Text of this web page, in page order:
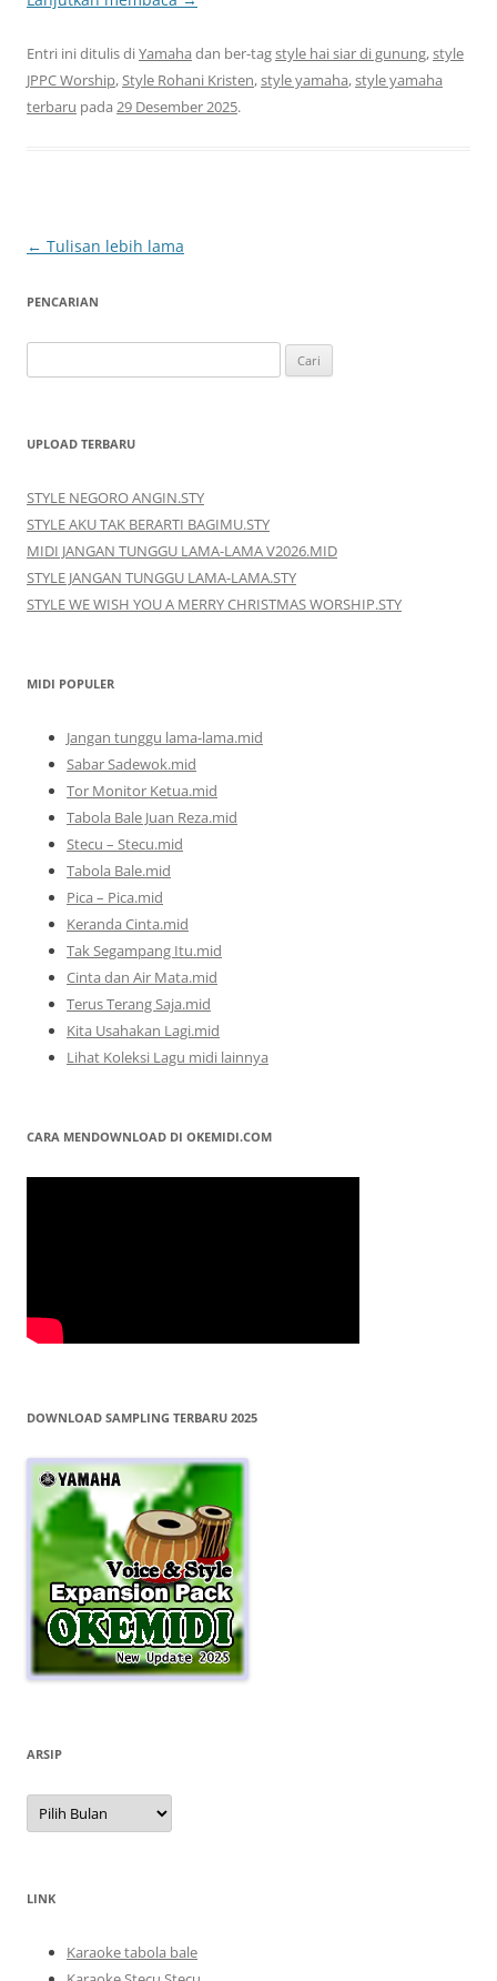
Entri ini ditulis diYamaha dan ber-tagstyle hai siar di gunung,style
JPPC Worship,Style Rohani Kristen,style yamaha,style yamaha
terbaru pada 29 Desember 2025.
Navigasi
← Tulisan lebih lama
PENCARIAN
untuk:
UPLOAD TERBARU
STYLE NEGORO ANGIN.STY
STYLE AKU TAK BERARTI BAGIMU.STY
MIDI JANGAN TUNGGU LAMA-LAMA V2026.MID
STYLE JANGAN TUNGGU LAMA-LAMA.STY
STYLE WE WISH YOU A MERRY CHRISTMAS WORSHIP.STY
MIDI POPULER
Jangan tunggu lama-lama.mid
Sabar Sadewok.mid
Tor Monitor Ketua.mid
Tabola Bale Juan Reza.mid
Stecu – Stecu.mid
Tabola Bale.mid
Pica – Pica.mid
Keranda Cinta.mid
Tak Segampang Itu.mid
Cinta dan Air Mata.mid
Terus Terang Saja.mid
Kita Usahakan Lagi.mid
Lihat Koleksi Lagu midi lainnya
CARA MENDOWNLOAD DI OKEMIDI.COM
DOWNLOAD SAMPLING TERBARU 2025
ARSIP
Arsip
LINK
Karaoke tabola bale